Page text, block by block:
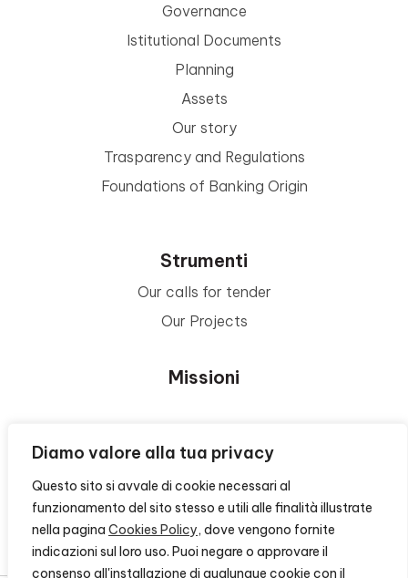
Diamo valore alla tua privacy
Questo sito si avvale di cookie necessari al
funzionamento del sito stesso e utili alle finalità illustrate
nella pagina Cookies Policy, dove vengono fornite
indicazioni sul loro uso. Puoi negare o approvare il
consenso all'installazione di qualunque cookie con il
Governance
Istitutional Documents
Planning
Assets
Our story
Trasparency and Regulations
Foundations of Banking Origin
Strumenti
Our calls for tender
Our Projects
Missioni
Area Beneficiari
Privacy e Informative
Contacts